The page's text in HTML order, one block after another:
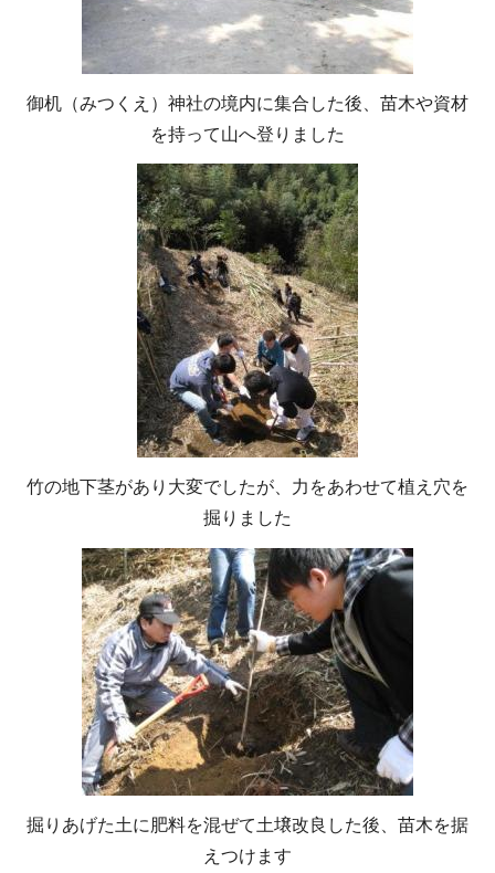
御机（みつくえ）神社の境内に集合した後、苗木や資材
を持って山へ登りました
竹の地下茎があり大変でしたが、力をあわせて植え穴を
掘りました
掘りあげた土に肥料を混ぜて土壌改良した後、苗木を据
えつけます